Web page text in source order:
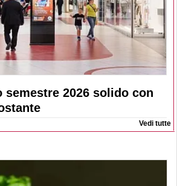
2026 solido con
Vedi tutte